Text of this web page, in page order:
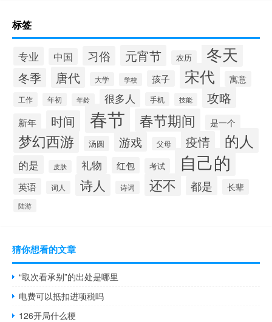
标签
专业 中国 习俗 元宵节 农历 冬天
冬季 唐代 大学 学校 孩子 宋代 寓意
工作 年初 年龄 很多人 手机 技能 攻略
新年 时间 春节 春节期间 是一个
梦幻西游 汤圆 游戏 父母 疫情 的人
的是 皮肤 礼物 红包 考试 自己的
英语 词人 诗人 诗词 还不 都是 长辈
陆游
猜你想看的文章
“取次看承别”的出处是哪里
电费可以抵扣进项税吗
126开局什么梗